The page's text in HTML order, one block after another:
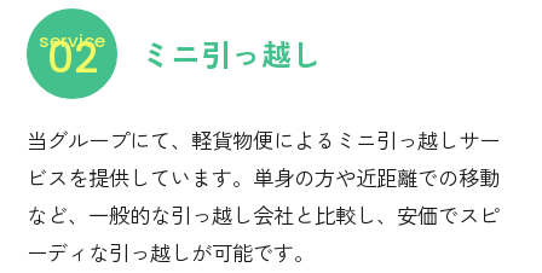
service
02 ミニ引っ越し
当グループにて、軽貨物便によるミニ引っ越しサー
ビスを提供しています。単身の方や近距離での移動
など、一般的な引っ越し会社と比較し、安価でスピ
ーディな引っ越しが可能です。